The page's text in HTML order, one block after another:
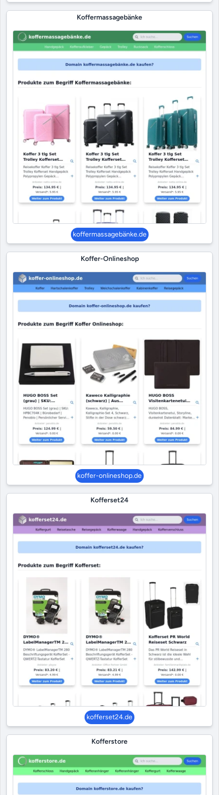
Koffermassagebänke
koffermassagebänke.de
Koffer-Onlineshop
koffer-onlineshop.de
Kofferset24
kofferset24.de
Kofferstore